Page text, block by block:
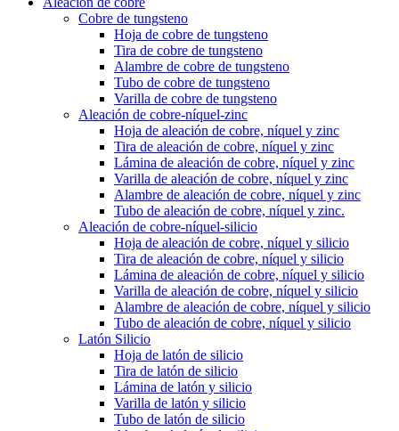
Cobre de tungsteno
Hoja de cobre de tungsteno
Tira de cobre de tungsteno
Alambre de cobre de tungsteno
Tubo de cobre de tungsteno
Varilla de cobre de tungsteno
Aleación de cobre-níquel-zinc
Hoja de aleación de cobre, níquel y zinc
Tira de aleación de cobre, níquel y zinc
Lámina de aleación de cobre, níquel y zinc
Varilla de aleación de cobre, níquel y zinc
Alambre de aleación de cobre, níquel y zinc
Tubo de aleación de cobre, níquel y zinc.
Aleación de cobre-níquel-silicio
Hoja de aleación de cobre, níquel y silicio
Tira de aleación de cobre, níquel y silicio
Lámina de aleación de cobre, níquel y silicio
Varilla de aleación de cobre, níquel y silicio
Alambre de aleación de cobre, níquel y silicio
Tubo de aleación de cobre, níquel y silicio
Latón Silicio
Hoja de latón de silicio
Tira de latón de silicio
Lámina de latón y silicio
Varilla de latón y silicio
Tubo de latón de silicio